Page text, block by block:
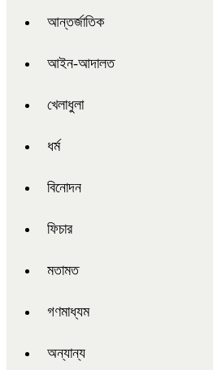
আন্তর্জাতিক
আইন-আদালত
খেলাধুলা
ধর্ম
বিনোদন
ফিচার
মতামত
গণমাধ্যম
অন্যান্য